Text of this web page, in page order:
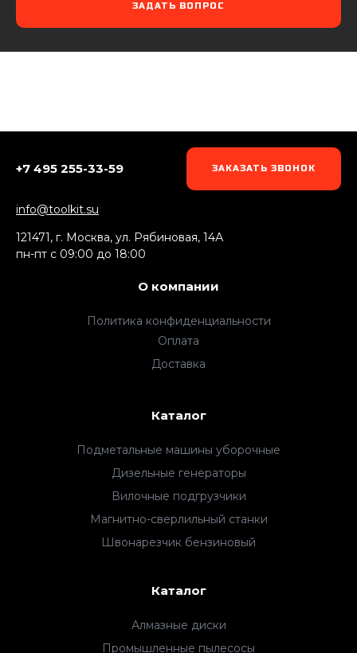
ЗАДАТЬ ВОПРОС
+7 495 255-33-59 ЗАКАЗАТЬ ЗВОНОК
info@toolkit.su
121471, г. Москва, ул. Рябиновая, 14А
пн-пт c 09:00 до 18:00
О компании
Политика конфиденциальности
Оплата
Доставка
Каталог
Подметальные машины уборочные
Дизельные генераторы
Вилочные подгрузчики
Магнитно-сверлильный станки
Швонарезчик бензиновый
Каталог
Алмазные диски
Промышленные пылесосы